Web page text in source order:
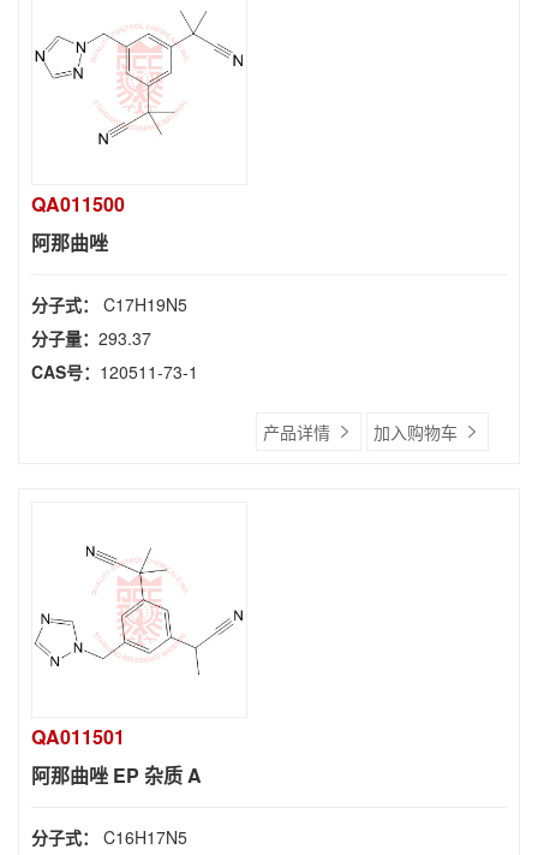
QA011500
阿那曲唑
分子式： C17H19N5
分子量： 293.37
CAS号： 120511-73-1
产品详情 加入购物车
QA011501
阿那曲唑 EP 杂质 A
分子式： C16H17N5